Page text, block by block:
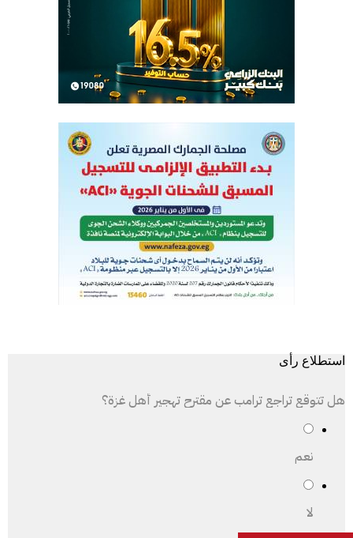
استطلاع رأى
هل تتوقع تراجع ترامب عن مقترح تهجير أهل غزة؟
نعم
لا